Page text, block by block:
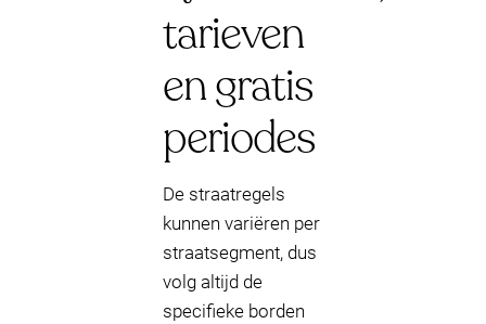
tarieven
en gratis
periodes
De straatregels
kunnen variëren per
straatsegment, dus
volg altijd de
specifieke borden